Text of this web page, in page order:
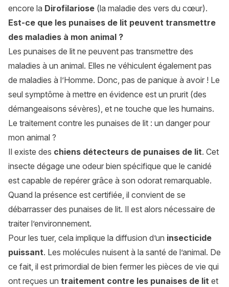
encore la Dirofilariose (la maladie des vers du cœur).
Est-ce que les punaises de lit peuvent transmettre
des maladies à mon animal ?
Les punaises de lit ne peuvent pas transmettre des
maladies à un animal. Elles ne véhiculent également pas
de maladies à l’Homme. Donc, pas de panique à avoir ! Le
seul symptôme à mettre en évidence est un prurit (des
démangeaisons sévères), et ne touche que les humains.
Le traitement contre les punaises de lit : un danger pour
mon animal ?
Il existe des chiens détecteurs de punaises de lit. Cet
insecte dégage une odeur bien spécifique que le canidé
est capable de repérer grâce à son odorat remarquable.
Quand la présence est certifiée, il convient de se
débarrasser des punaises de lit. Il est alors nécessaire de
traiter l’environnement.
Pour les tuer, cela implique la diffusion d’un insecticide
puissant. Les molécules nuisent à la santé de l’animal. De
ce fait, il est primordial de bien fermer les pièces de vie qui
ont reçues un traitement contre les punaises de lit et